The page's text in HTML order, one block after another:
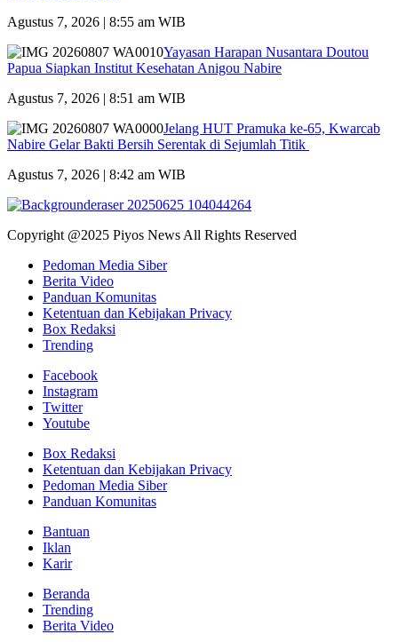
Agustus 7, 2026 | 8:55 am WIB
Yayasan Harapan Nusantara Doutou
Papua Siapkan Institut Kesehatan Anigou Nabire
Agustus 7, 2026 | 8:51 am WIB
Jelang HUT Pramuka ke-65, Kwarcab
Nabire Gelar Bakti Bersih Serentak di Sejumlah Titik
Agustus 7, 2026 | 8:42 am WIB
Copyright @2025 Piyos News All Rights Reserved
Pedoman Media Siber
Berita Video
Panduan Komunitas
Ketentuan dan Kebijakan Privacy
Box Redaksi
Trending
Facebook
Instagram
Twitter
Youtube
Box Redaksi
Ketentuan dan Kebijakan Privacy
Pedoman Media Siber
Panduan Komunitas
Bantuan
Iklan
Karir
Beranda
Trending
Berita Video